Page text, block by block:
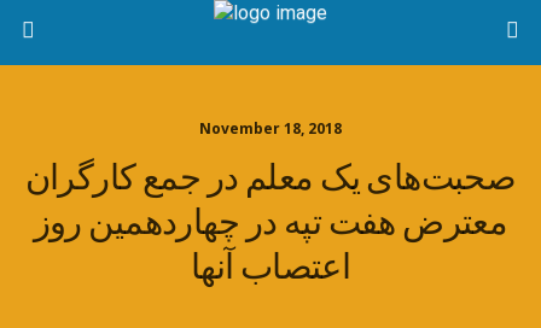
November 18, 2018
صحبت‌های یک معلم در جمع کارگران
معترض هفت تپه در چهاردهمین روز
اعتصاب آنها